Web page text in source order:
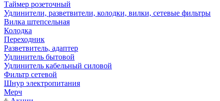
Таймер розеточный
Удлинители, разветвители, колодки, вилки, сетевые фильтры
Вилка штепсельная
Колодка
Переходник
Разветвитель, адаптер
Удлинитель бытовой
Удлинитель кабельный силовой
Фильтр сетевой
Шнур электропитания
Мерч